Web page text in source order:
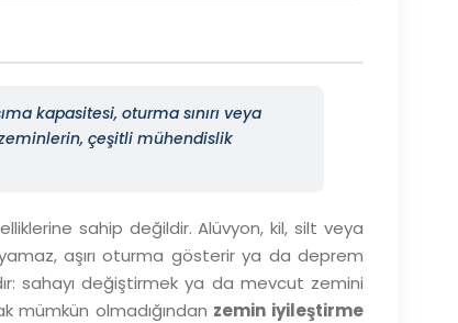
kapasitesi, oturma sınırı veya
çeşitli mühendislik
sahip değildir. Alüvyon, kil, silt veya
aşırı oturma gösterir ya da deprem
sahayı değiştirmek ya da mevcut zemini
mümkün olmadığından zemin iyileştirme